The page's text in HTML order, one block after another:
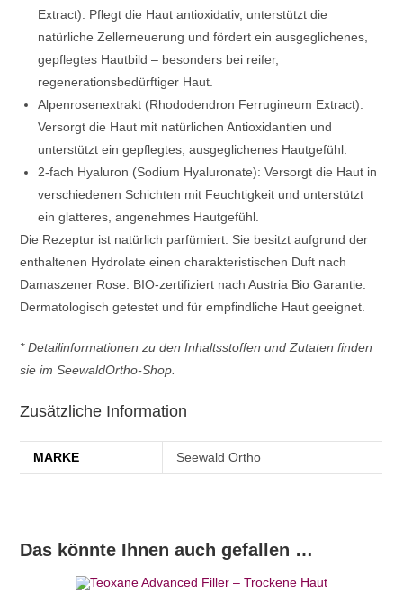
Extract): Pflegt die Haut antioxidativ, unterstützt die
natürliche Zellerneuerung und fördert ein ausgeglichenes,
gepflegtes Hautbild – besonders bei reifer,
regenerationsbedürftiger Haut.
Alpenrosenextrakt (Rhododendron Ferrugineum Extract):
Versorgt die Haut mit natürlichen Antioxidantien und
unterstützt ein gepflegtes, ausgeglichenes Hautgefühl.
2-fach Hyaluron (Sodium Hyaluronate): Versorgt die Haut in
verschiedenen Schichten mit Feuchtigkeit und unterstützt
ein glatteres, angenehmes Hautgefühl.
Die Rezeptur ist natürlich parfümiert. Sie besitzt aufgrund der
enthaltenen Hydrolate einen charakteristischen Duft nach
Damaszener Rose. BIO-zertifiziert nach Austria Bio Garantie.
Dermatologisch getestet und für empfindliche Haut geeignet.
* Detailinformationen zu den Inhaltsstoffen und Zutaten finden
sie im SeewaldOrtho-Shop.
Zusätzliche Information
MARKE Seewald Ortho
Das könnte Ihnen auch gefallen …